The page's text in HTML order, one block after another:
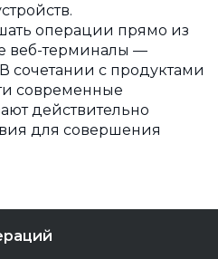
операции прямо из
веб-терминалы —
В сочетании с продуктами
современные
действительно
для совершения